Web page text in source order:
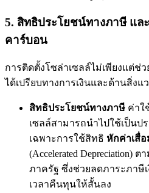
5. สิทธิประโยชน์ทางภาษี แล
คาร์บอน
การติดตั้งโซล่าเซลล์ไม่เพียงแต่ช่
ได้เปรียบทางการเงินและด้านสิ่งแ
สิทธิประโยชน์ทางภาษี ค่าใ
เซลล์สามารถนำไปใช้เป็นป
เฉพาะการใช้สิทธิ หักค่าเสื่อ
(Accelerated Depreciation)
ภาครัฐ ซึ่งช่วยลดภาระภาษี
เวลาคืนทุนให้สั้นลง